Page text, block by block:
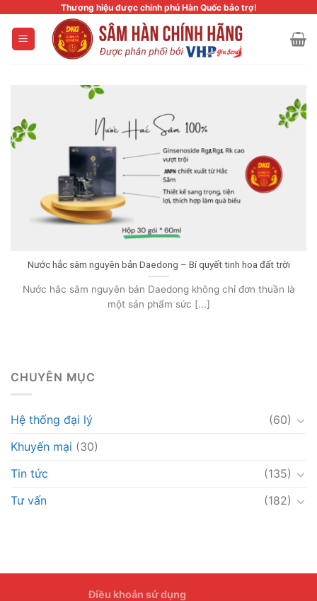
content
Thương hiệu được chính phủ Hàn Quốc bảo trợ!
Nước hắc sâm nguyên bản Daedong – Bí quyết tinh hoa đất trời
Nước hắc sâm nguyên bản Daedong không chỉ đơn thuần là
một sản phẩm sức [...]
CHUYÊN MỤC
Hệ thống đại lý
(60)
Khuyến mại (30)
Tin tức
(135)
Tư vấn
(182)
Điều khoản sử dụng